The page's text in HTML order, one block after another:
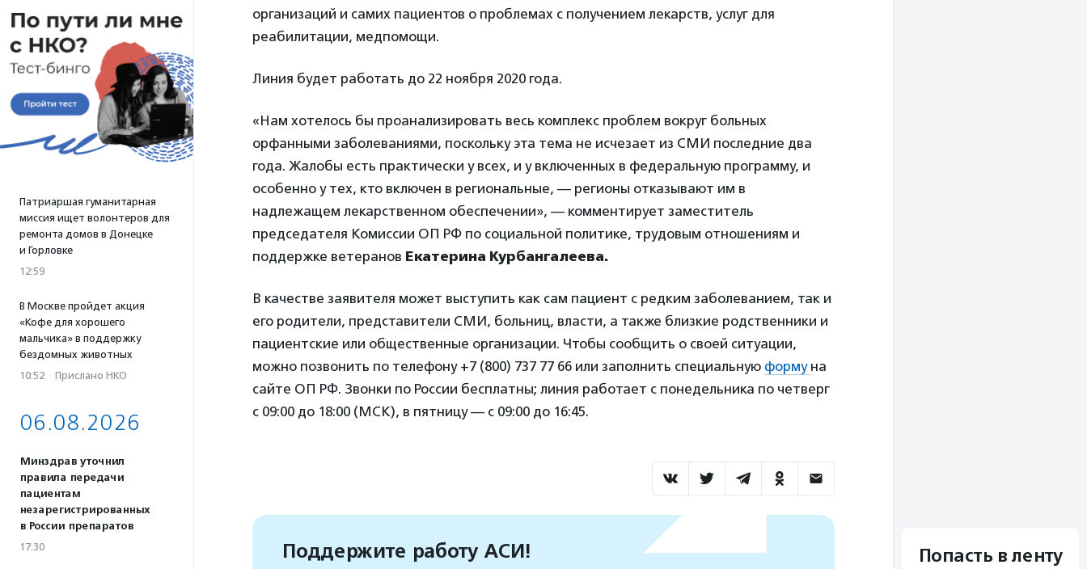
Патриаршая гуманитарная
миссия ищет волонтеров для
ремонта домов в Донецке
и Горловке
12:59
В Москве пройдет акция
«Кофе для хорошего
мальчика» в поддержку
бездомных животных
10:52 · Прислано НКО
06.08.2026
Минздрав уточнил
правила передачи
пациентам
незарегистрированных
в России препаратов
17:30
организаций и самих пациентов о проблемах с получением лекарств, услуг для
реабилитации, медпомощи.
Линия будет работать до 22 ноября 2020 года.
«Нам хотелось бы проанализировать весь комплекс проблем вокруг больных
орфанными заболеваниями, поскольку эта тема не исчезает из СМИ последние два
года. Жалобы есть практически у всех, и у включенных в федеральную программу, и
особенно у тех, кто включен в региональные, — регионы отказывают им в
надлежащем лекарственном обеспечении», — комментирует заместитель
председателя Комиссии ОП РФ по социальной политике, трудовым отношениям и
поддержке ветеранов Екатерина Курбангалеева.
В качестве заявителя может выступить как сам пациент с редким заболеванием, так и
его родители, представители СМИ, больниц, власти, а также близкие родственники и
пациентские или общественные организации. Чтобы сообщить о своей ситуации,
можно позвонить по телефону +7 (800) 737 77 66 или заполнить специальную форму на
сайте ОП РФ. Звонки по России бесплатны; линия работает с понедельника по четверг
с 09:00 до 18:00 (МСК), в пятницу — с 09:00 до 16:45.
Поддержите работу АСИ! Попасть в ленту